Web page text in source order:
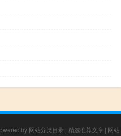
by 网站分类目录 | 精选推荐文章 | 网站